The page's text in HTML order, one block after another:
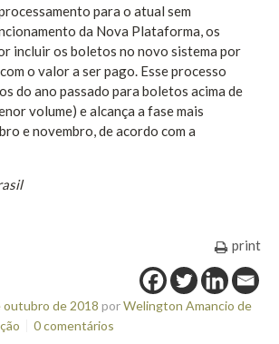
para o atual sem
da Nova Plataforma, os
incluir os boletos no novo sistema por
o valor a ser pago. Esse processo
do ano passado para boletos acima de
volume) e alcança a fase mais
e novembro, de acordo com a
print
outubro de 2018 porWelington Amancio de
0 comentários